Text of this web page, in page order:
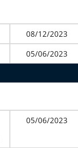
08/12/2023
05/06/2023
05/06/2023